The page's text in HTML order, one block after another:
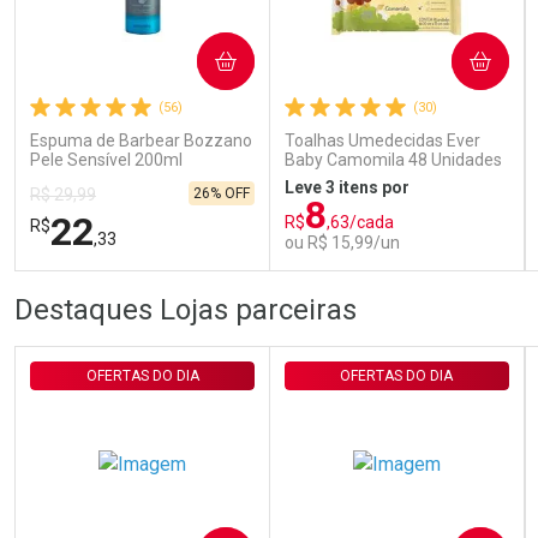
Ativar Desconto
Comprar sem Desconto
Por R$ 29,30/cada
Comprar sem Desconto
Por R$ 29,30/cada
(56)
Espuma de Barbear Bozzano
Pele Sensível 200ml
R$ 29,99
R$22,33
26% OFF
COMPRAR
FECHAR
Laboratório
FECHAR
Por Menos
(30)
Toalhas Umedecidas Ever
Baby Camomila 48 Unidades
Leve 3 itens por
R$8,63/cada
ou R$ 15,99/un
COMPRAR
Destaques Lojas parceiras
OFERTAS DO DIA OFERTAS DO DIA